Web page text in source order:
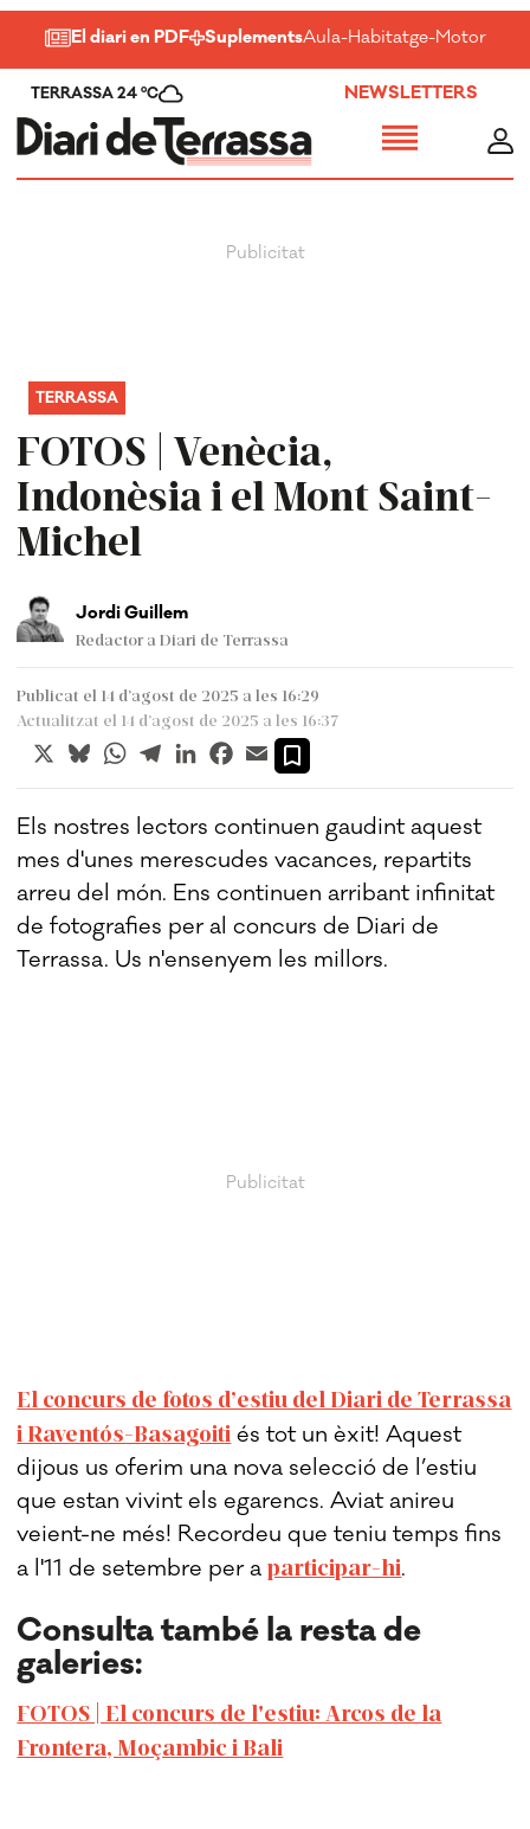
El diari en PDF SuplementsAula-Habitatge-Motor-
TERRASSA 24 ºC NEWSLETTERS
FOTOS | Venècia,
Indonèsia i el Mont Saint-
Michel
TERRASSA
Jordi Guillem
Redactor a Diari de Terrassa
Publicat el 14 d’agost de 2025 a les 16:29
Actualitzat el 14 d’agost de 2025 a les 16:37
X BlueskyWhatsApp
TelegramLinkedInFacebook
Email
Els nostres lectors continuen gaudint aquest
mes d'unes merescudes vacances, repartits
arreu del món. Ens continuen arribant infinitat
de fotografies per al concurs de Diari de
Terrassa. Us n'ensenyem les millors.
El concurs de fotos d’estiu del Diari de Terrassa
i Raventós-Basagoiti és tot un èxit! Aquest
dijous us oferim una nova selecció de l’estiu
que estan vivint els egarencs. Aviat anireu
veient-ne més! Recordeu que teniu temps fins
a l'11 de setembre per aparticipar-hi.
Consulta també la resta de
galeries:
FOTOS | El concurs de l'estiu: Arcos de la
Frontera, Moçambic i Bali